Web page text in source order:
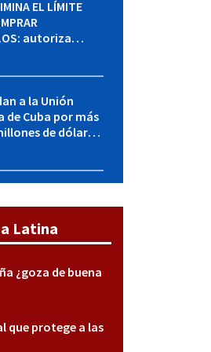
EL LÍMITE
a la Unión
de Cuba por más
de dólares
Latina
¿goza de buena
que protege a las